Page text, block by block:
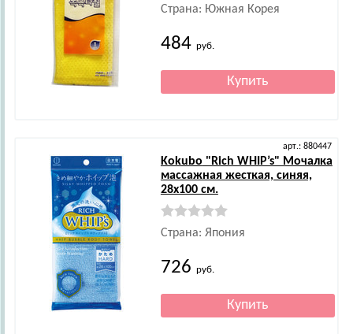
Страна: Южная Корея
484 руб.
арт.: 880447
Kokubo "Rich WHIP’s" Мочалка
массажная жесткая, синяя,
28х100 см.
Страна: Япония
726 руб.